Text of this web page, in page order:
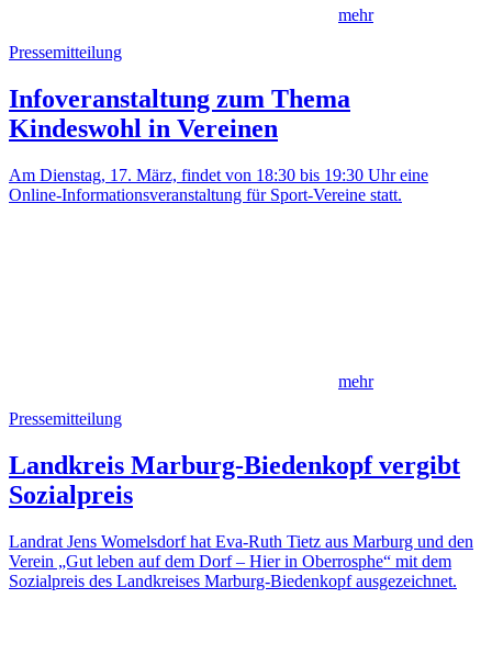
mehr
Pressemitteilung
Infoveranstaltung zum Thema
Kindeswohl in Vereinen
Am Dienstag, 17. März, findet von 18:30 bis 19:30 Uhr eine
Online-Informationsveranstaltung für Sport-Vereine statt.
mehr
Pressemitteilung
Landkreis Marburg-Biedenkopf vergibt
Sozialpreis
Landrat Jens Womelsdorf hat Eva-Ruth Tietz aus Marburg und den
Verein „Gut leben auf dem Dorf – Hier in Oberrosphe“ mit dem
Sozialpreis des Landkreises Marburg-Biedenkopf ausgezeichnet.